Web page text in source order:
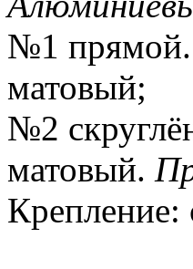
№1 прямой.
матовый;
№2
матовый.
Крепление: